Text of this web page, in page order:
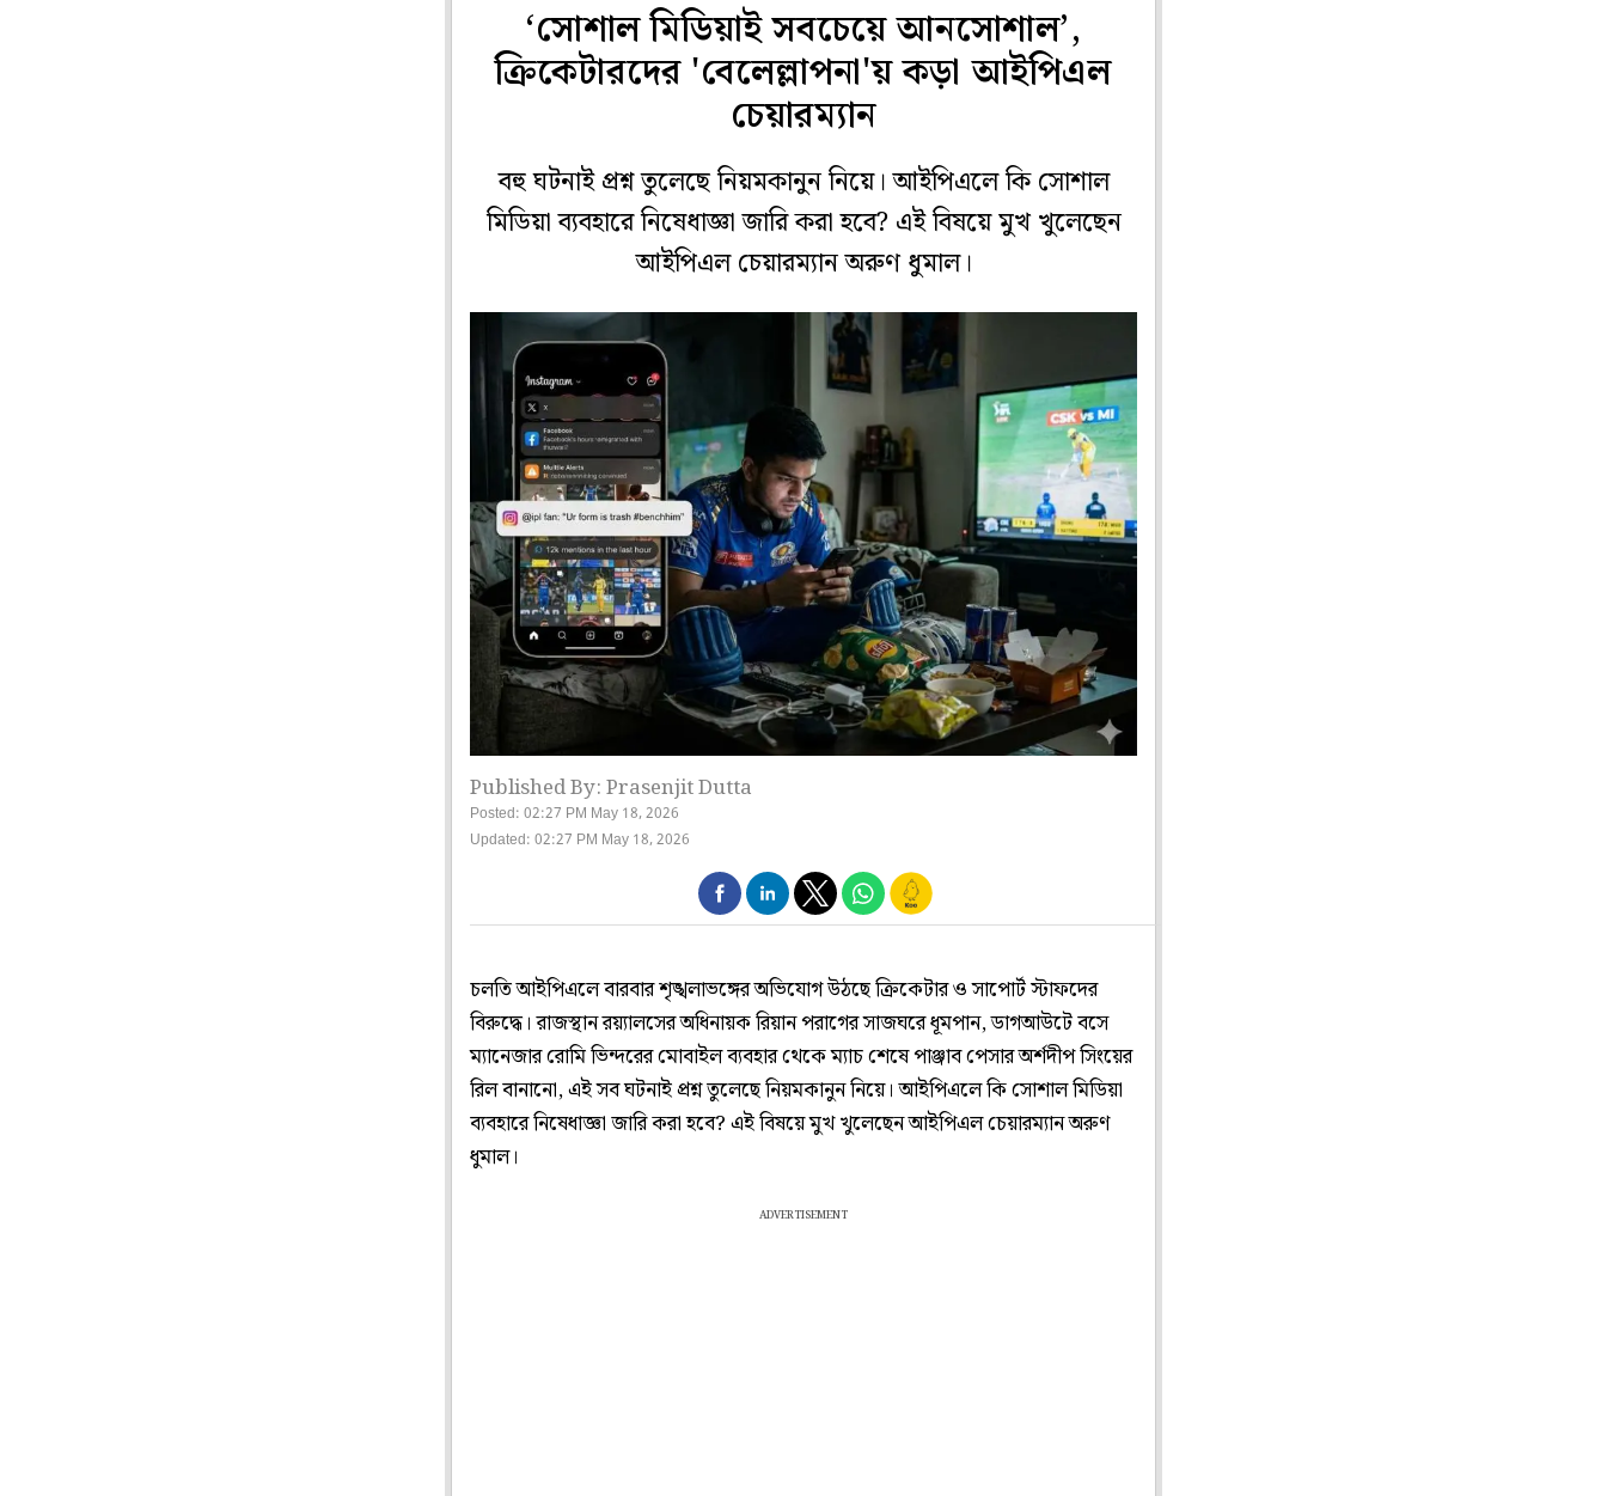
‘সোশাল মিডিয়াই সবচেয়ে আনসোশাল’,
ক্রিকেটারদের 'বেলেল্লাপনা'য় কড়া আইপিএল
চেয়ারম্যান
বহু ঘটনাই প্রশ্ন তুলেছে নিয়মকানুন নিয়ে। আইপিএলে কি সোশাল
মিডিয়া ব্যবহারে নিষেধাজ্ঞা জারি করা হবে? এই বিষয়ে মুখ খুলেছেন
আইপিএল চেয়ারম্যান অরুণ ধুমাল।
Published By: Prasenjit Dutta
Posted: 02:27 PM May 18, 2026
Updated: 02:27 PM May 18, 2026
চলতি আইপিএলে বারবার শৃঙ্খলাভঙ্গের অভিযোগ উঠছে ক্রিকেটার ও সাপোর্ট স্টাফদের
বিরুদ্ধে। রাজস্থান রয়্যালসের অধিনায়ক রিয়ান পরাগের সাজঘরে ধূমপান, ডাগআউটে বসে
ম্যানেজার রোমি ভিন্দরের মোবাইল ব্যবহার থেকে ম্যাচ শেষে পাঞ্জাব পেসার অর্শদীপ সিংয়ের
রিল বানানো, এই সব ঘটনাই প্রশ্ন তুলেছে নিয়মকানুন নিয়ে। আইপিএলে কি সোশাল মিডিয়া
ব্যবহারে নিষেধাজ্ঞা জারি করা হবে? এই বিষয়ে মুখ খুলেছেন আইপিএল চেয়ারম্যান অরুণ
ধুমাল।
ADVERTISEMENT